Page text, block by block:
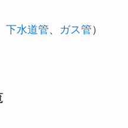
下水道管、 ガス管 ）